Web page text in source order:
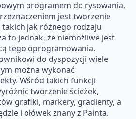
programem do rysowania,
jest tworzenie
jak różnego rodzaju
to jednak, że niemożliwe jest
tego oprogramowania.
do dyspozycji wiele
można wykonać
Wśród takich funkcji
tworzenie ścieżek,
grafiki, markery, gradienty, a
i ołówek znany z Painta.